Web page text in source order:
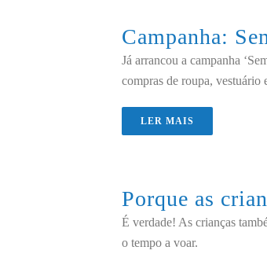
Campanha:
Já arrancou a campanha
compras de roupa, vestuário
LER MAIS
Porque as
É verdade! As crianças
o tempo a voar.